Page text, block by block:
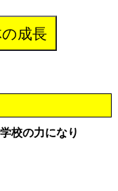
校の力になり